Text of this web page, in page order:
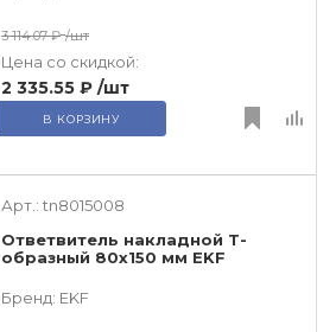
3 114.07 ₽ /шт
Цена со скидкой:
2 335.55 ₽ /шт
В КОРЗИНУ
Арт.: tn8015008
Ответвитель накладной Т-
образный 80х150 мм EKF
Бренд: EKF